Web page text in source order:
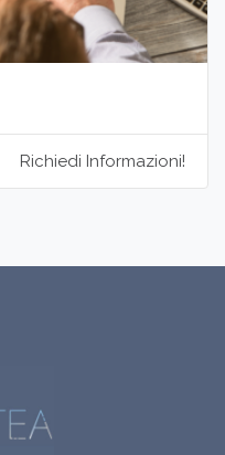
Richiedi Informazioni!